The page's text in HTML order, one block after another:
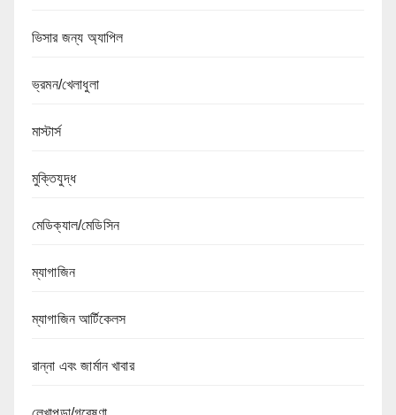
ভিসার জন্য অ্যাপিল
ভ্রমন/খেলাধুলা
মাস্টার্স
মুক্তিযুদ্ধ
মেডিক্যাল/মেডিসিন
ম্যাগাজিন
ম্যাগাজিন আর্টিকেলস
রান্না এবং জার্মান খাবার